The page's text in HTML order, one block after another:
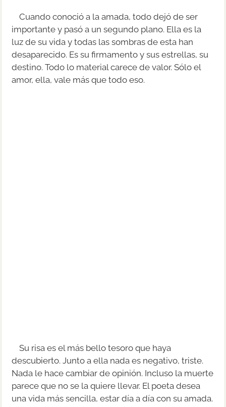
Cuando conoció a la amada, todo dejó de ser
importante y pasó a un segundo plano. Ella es la
luz de su vida y todas las sombras de esta han
desaparecido. Es su firmamento y sus estrellas, su
destino. Todo lo material carece de valor. Sólo el
amor, ella, vale más que todo eso.
Su risa es el más bello tesoro que haya
descubierto. Junto a ella nada es negativo, triste.
Nada le hace cambiar de opinión. Incluso la muerte
parece que no se la quiere llevar. El poeta desea
una vida más sencilla, estar día a día con su amada.